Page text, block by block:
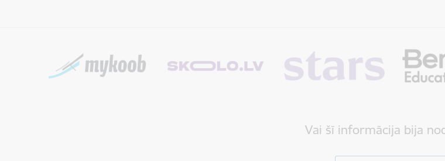
Vai šī informācija bija